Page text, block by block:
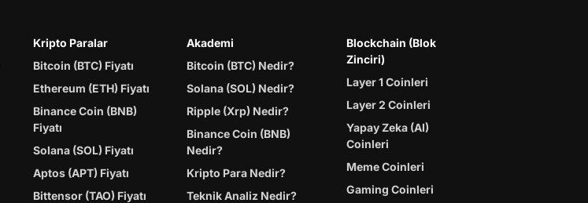
Kripto Paralar
Bitcoin (BTC) Fiyatı
Ethereum (ETH) Fiyatı
Binance Coin (BNB)
Fiyatı
Solana (SOL) Fiyatı
Aptos (APT) Fiyatı
Bittensor (TAO) Fiyatı
Akademi
Bitcoin (BTC) Nedir?
Solana (SOL) Nedir?
Ripple (Xrp) Nedir?
Binance Coin (BNB)
Nedir?
Kripto Para Nedir?
Teknik Analiz Nedir?
Blockchain (Blok
Zinciri)
Layer 1 Coinleri
Layer 2 Coinleri
Yapay Zeka (AI)
Coinleri
Meme Coinleri
Gaming Coinleri